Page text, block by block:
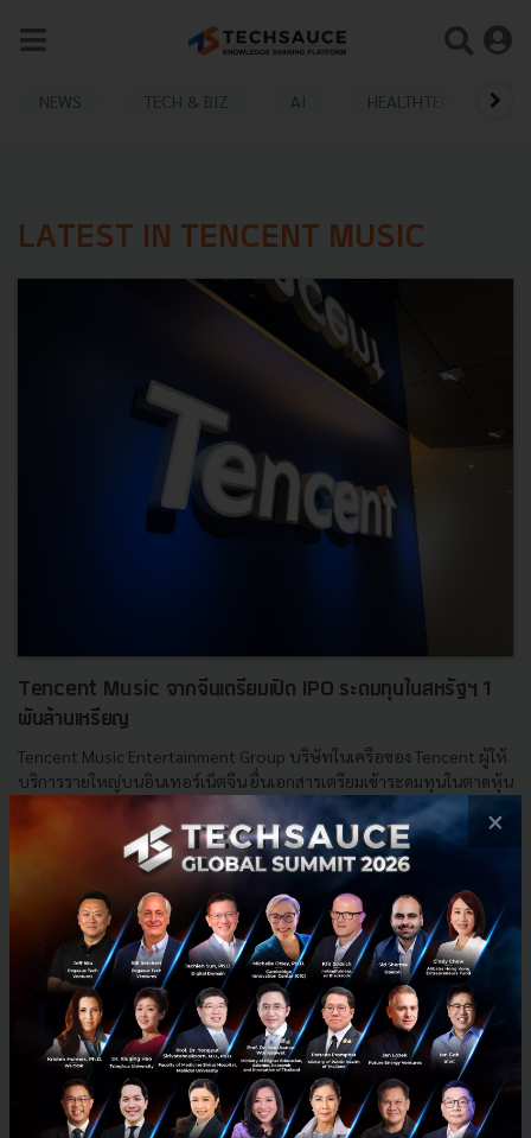
NEWS TECH & BIZ AI HEALTHTECH
LATEST IN TENCENT MUSIC
Tencent Music จากจีนเตรียมเปิด IPO ระดมทุนในสหรัฐฯ 1
พันล้านเหรียญ
Tencent Music Entertainment Group บริษัทในเครือของ Tencent ผู้ให้
บริการรายใหญ่บนอินเทอร์เน็ตจีน ยื่นเอกสารเตรียมเข้าระดมทุนในตาดหุ้น
ประเทศสหรัฐอเมริกา จำนวน 1 พันล้านดอลลาร์สหรัฐฯ ...
| By Techsauce Team
IPO China Tencent Investment
E-mail :contact@techsauce.co
×